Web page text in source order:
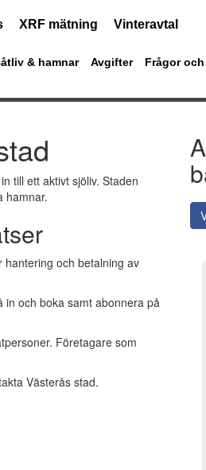
XRF mätning Vinteravtal
& hamnar Avgifter Frågor
till ett aktivt sjöliv. Staden
hamnar.
och betalning av
in och boka samt abonnera på
Företagare som
Västerås stad.